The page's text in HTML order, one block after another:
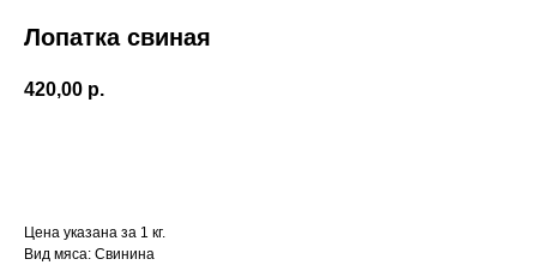
Лопатка свиная
420,00 р.
Цена указана за 1 кг.
Вид мяса: Свинина